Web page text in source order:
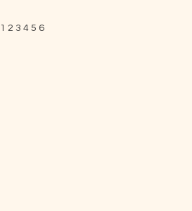
1 2 3 4 5 6